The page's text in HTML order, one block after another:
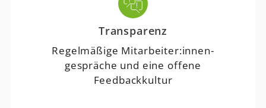
Transparenz
Regelmäßige Mitarbeiter:innen-
gespräche und eine offene
Feedbackkultur